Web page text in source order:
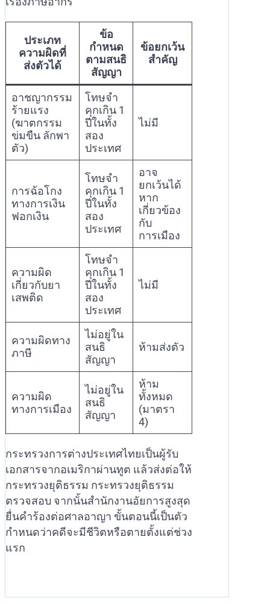
ประเภท
ความผิดที่
ส่งตัวได้
ข้อ
กำหนด
ตามสนธิ
สัญญา
ข้อยกเว้น
สำคัญ
อาชญากรรม
ร้ายแรง
(ฆาตกรรม
ข่มขืน ลักพา
ตัว)
โทษจำ
คุกเกิน 1
ปีในทั้ง
สอง
ประเทศ
ไม่มี
การฉ้อโกง
ทางการเงิน
ฟอกเงิน
โทษจำ
คุกเกิน 1
ปีในทั้ง
สอง
ประเทศ
อาจ
ยกเว้นได้
หาก
เกี่ยวข้อง
กับ
การเมือง
ความผิด
เกี่ยวกับยา
เสพติด
โทษจำ
คุกเกิน 1
ปีในทั้ง
สอง
ประเทศ
ไม่มี
ความผิดทาง
ภาษี
ไม่อยู่ใน
สนธิ
สัญญา
ห้ามส่งตัว
ความผิด
ทางการเมือง
ไม่อยู่ใน
สนธิ
สัญญา
ห้าม
ทั้งหมด
(มาตรา
4)
กระทรวงการต่างประเทศไทยเป็นผู้รับ
เอกสารจากอเมริกาผ่านทูต แล้วส่งต่อให้
กระทรวงยุติธรรม กระทรวงยุติธรรม
ตรวจสอบ จากนั้นสำนักงานอัยการสูงสุด
ยื่นคำร้องต่อศาลอาญา ขั้นตอนนี้เป็นตัว
กำหนดว่าคดีจะมีชีวิตหรือตายตั้งแต่ช่วง
แรก